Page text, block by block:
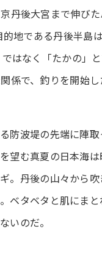
丹後大宮まで伸び
地である丹後半島
はなく「たかの」
係で、釣りを開始
防波堤の先端に陣取
望む真夏の日本海
。丹後の山々から吹
ベタベタと肌にまと
いのだ。